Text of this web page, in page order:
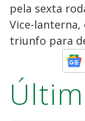
pela sexta
Vice-
triunfo para